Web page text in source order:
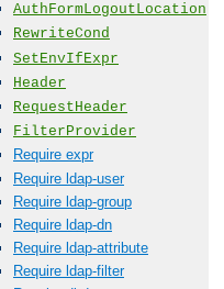
AuthFormLogoutLocation
RewriteCond
SetEnvIfExpr
Header
RequestHeader
FilterProvider
Require expr
Require ldap-user
Require ldap-group
Require ldap-dn
Require ldap-attribute
Require ldap-filter